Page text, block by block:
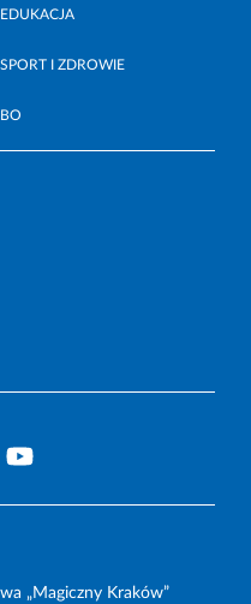
EDUKACJA
SPORT I ZDROWIE
BO
„Magiczny Kraków”